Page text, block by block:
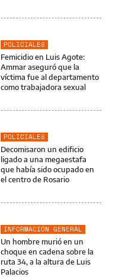
POLICIALES
Femicidio en Luis Agote:
Ammar aseguró que la
víctima fue al departamento
como trabajadora sexual
POLICIALES
Decomisaron un edificio
ligado a una megaestafa
que había sido ocupado en
el centro de Rosario
INFORMACIÓN GENERAL
Un hombre murió en un
choque en cadena sobre la
ruta 34, a la altura de Luis
Palacios